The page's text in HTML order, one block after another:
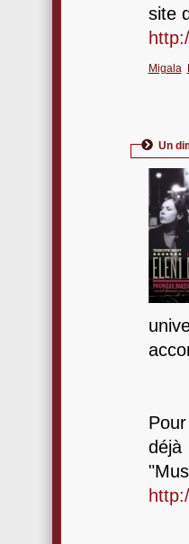
site
Migala
Un
déjà